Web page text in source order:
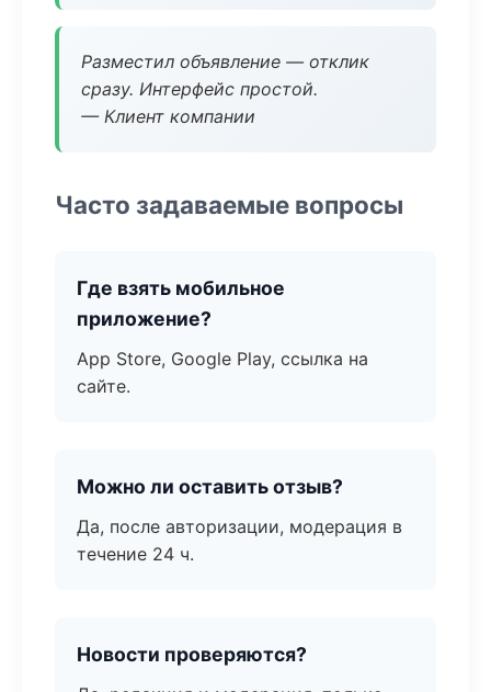
Разместил объявление — отклик
сразу. Интерфейс простой.
— Клиент компании
Часто задаваемые вопросы
Где взять мобильное
приложение?
App Store, Google Play, ссылка на
сайте.
Можно ли оставить отзыв?
Да, после авторизации, модерация в
течение 24 ч.
Новости проверяются?